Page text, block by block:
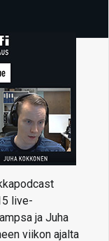
live-
ja Juha
viikon ajalta